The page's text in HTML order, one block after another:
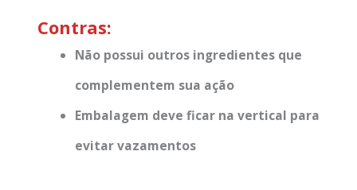
Contras:
Não possui outros ingredientes que
complementem sua ação
Embalagem deve ficar na vertical para
evitar vazamentos